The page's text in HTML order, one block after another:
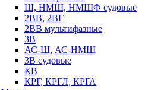
Ш, НМШ, НМШФ судовые
2ВВ, 2ВГ
2ВВ мультифазные
3В
АС-Ш, АС-НМШ
3В судовые
КВ
КРГ, КРГЛ, КРГА